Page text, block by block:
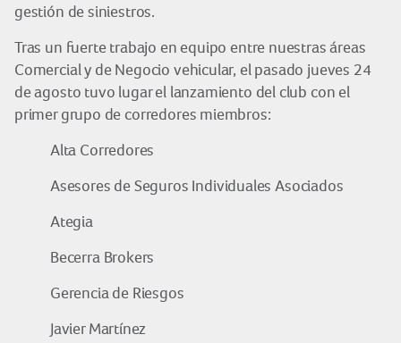
gestión de siniestros.
Tras un fuerte trabajo en equipo entre nuestras áreas
Comercial y de Negocio vehicular, el pasado jueves 24
de agosto tuvo lugar el lanzamiento del club con el
primer grupo de corredores miembros:
Alta Corredores
Asesores de Seguros Individuales Asociados
Ategia
Becerra Brokers
Gerencia de Riesgos
Javier Martínez